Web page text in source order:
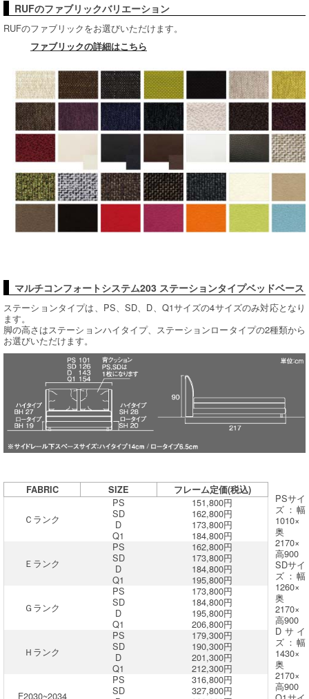
RUFのファブリックバリエーション
RUFのファブリックをお選びいただけます。
ファブリックの詳細はこちら
マルチコンフォートシステム203 ステーションタイプベッドベース
ステーションタイプは、PS、SD、D、Q1サイズの4サイズのみ対応となり
ます。
脚の高さはステーションハイタイプ、ステーションロータイプの2種類から
お選びいただけます。
FABRIC SIZE フレーム定価(税込)
Ｃランク
PS
151,800円
SD
162,800円
D
173,800円
Q1
184,800円
Ｅランク
PS
162,800円
SD
173,800円
D
184,800円
Q1
195,800円
Ｇランク
PS
173,800円
SD
184,800円
D
195,800円
Q1
206,800円
Ｈランク
PS
179,300円
SD
190,300円
D
201,300円
Q1
212,300円
F2030~2034
PS
316,800円
SD
327,800円
PSサイ
ズ：幅
1010×
奥
2170×
高900
SDサイ
ズ：幅
1260×
奥
2170×
高900
Dサイ
ズ：幅
1430×
奥
2170×
高900